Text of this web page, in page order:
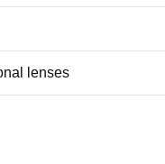
lenses